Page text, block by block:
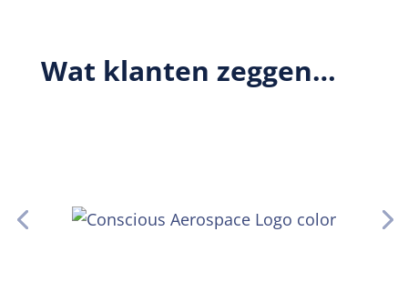
Wat klanten zeggen…